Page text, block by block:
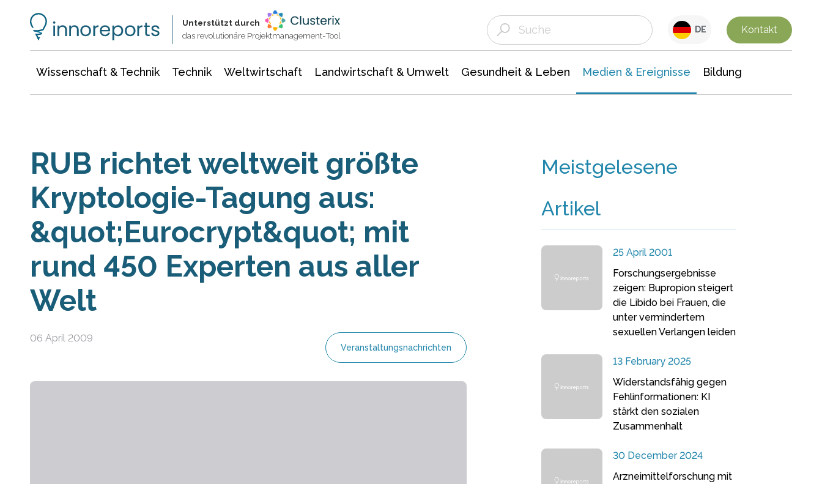
Unterstützt durch
das revolutionäre Projektmanagement-Tool
DE Kontakt
Wissenschaft & Technik Technik Weltwirtschaft Landwirtschaft & Umwelt Gesundheit & Leben Medien & Ereignisse Bildung
RUB richtet weltweit größte
Kryptologie-Tagung aus:
&quot;Eurocrypt&quot; mit
rund 450 Experten aus aller
Welt
06 April 2009
Veranstaltungsnachrichten
Meistgelesene
Artikel
25 April 2001
Forschungsergebnisse
zeigen: Bupropion steigert
die Libido bei Frauen, die
unter vermindertem
sexuellen Verlangen leiden
13 February 2025
Widerstandsfähig gegen
Fehlinformationen: KI
stärkt den sozialen
Zusammenhalt
30 December 2024
Arzneimittelforschung mit